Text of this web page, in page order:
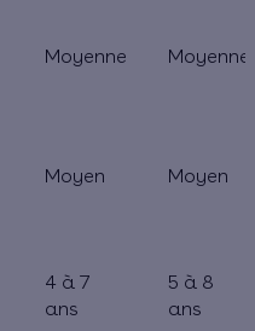
Moyenne Moyenne
Moyen Moyen
4 à 7
ans
5 à 8
ans